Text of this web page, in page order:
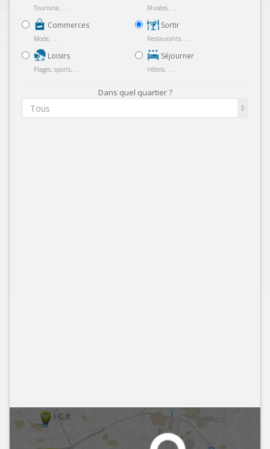
Tourisme, ...
Commerces
Mode, ...
Loisirs
Plages, sports, ...
Musées, ...
Sortir
Restaurants, ...
Séjourner
Hôtels, ...
Dans quel quartier ?
Tous